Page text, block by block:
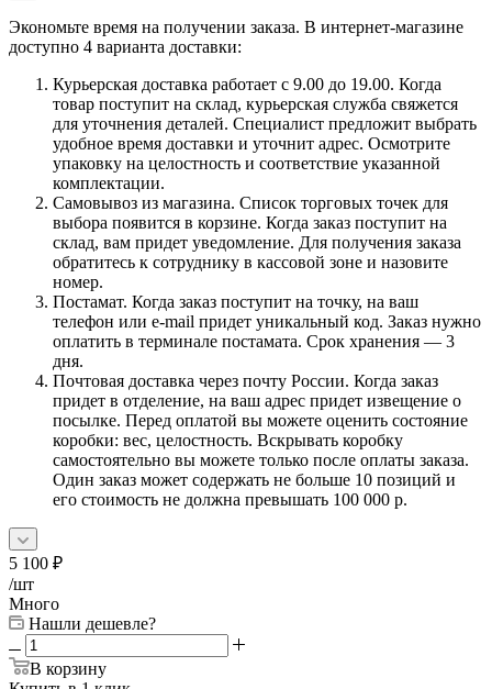
Экономьте время на получении заказа. В интернет-магазине
доступно 4 варианта доставки:
Курьерская доставка работает с 9.00 до 19.00. Когда
товар поступит на склад, курьерская служба свяжется
для уточнения деталей. Специалист предложит выбрать
удобное время доставки и уточнит адрес. Осмотрите
упаковку на целостность и соответствие указанной
комплектации.
Самовывоз из магазина. Список торговых точек для
выбора появится в корзине. Когда заказ поступит на
склад, вам придет уведомление. Для получения заказа
обратитесь к сотруднику в кассовой зоне и назовите
номер.
Постамат. Когда заказ поступит на точку, на ваш
телефон или e-mail придет уникальный код. Заказ нужно
оплатить в терминале постамата. Срок хранения — 3
дня.
Почтовая доставка через почту России. Когда заказ
придет в отделение, на ваш адрес придет извещение о
посылке. Перед оплатой вы можете оценить состояние
коробки: вес, целостность. Вскрывать коробку
самостоятельно вы можете только после оплаты заказа.
Один заказ может содержать не больше 10 позиций и
его стоимость не должна превышать 100 000 р.
5 100 ₽
/шт
Много
Нашли дешевле?
В корзину